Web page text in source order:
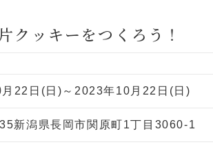
クッキーをつくろう！
22日(日)～2023年10月22日(日)
新潟県長岡市関原町1丁目3060-1